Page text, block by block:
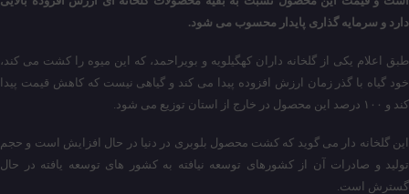
دارد و سرمایه گذاری پایدار محسوب می شود.
طبق اعلام یکی از گلخانه داران کهگیلویه و بویراحمد، که این میوه را کشت می کند،
خود گیاه با گذر زمان ارزش افزوده پیدا می کند و گیاهی نیست که کاهش قیمت پیدا
کند و ۱۰۰ درصد این محصول در خارج از استان توزیع می شود.
این گلخانه دار می گوید که کشت محصول بلوبری در دنیا در حال افزایش است و حجم
تولید و صادرات آن از کشورهای توسعه نیافته به کشور های توسعه یافته در حال
گسترش است.